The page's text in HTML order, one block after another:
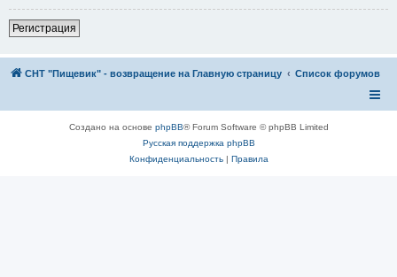
Регистрация
СНТ "Пищевик" - возвращение на Главную страницу Список форумов
Создано на основе phpBB® Forum Software © phpBB Limited
Русская поддержка phpBB
Конфиденциальность| Правила